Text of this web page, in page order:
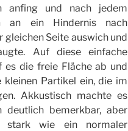
anfing und nach jedem
an ein Hindernis nach
gleichen Seite auswich und
Auf diese einfache
es die freie Fläche ab und
kleinen Partikel ein, die im
Akkustisch machte es
deutlich bemerkbar, aber
stark wie ein normaler